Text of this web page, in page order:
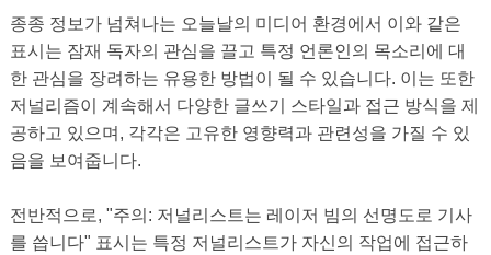
종종 정보가 넘쳐나는 오늘날의 미디어 환경에서 이와 같은
표시는 잠재 독자의 관심을 끌고 특정 언론인의 목소리에 대
한 관심을 장려하는 유용한 방법이 될 수 있습니다. 이는 또한
저널리즘이 계속해서 다양한 글쓰기 스타일과 접근 방식을 제
공하고 있으며, 각각은 고유한 영향력과 관련성을 가질 수 있
음을 보여줍니다.
전반적으로, "주의: 저널리스트는 레이저 빔의 선명도로 기사
를 씁니다" 표시는 특정 저널리스트가 자신의 작업에 접근하